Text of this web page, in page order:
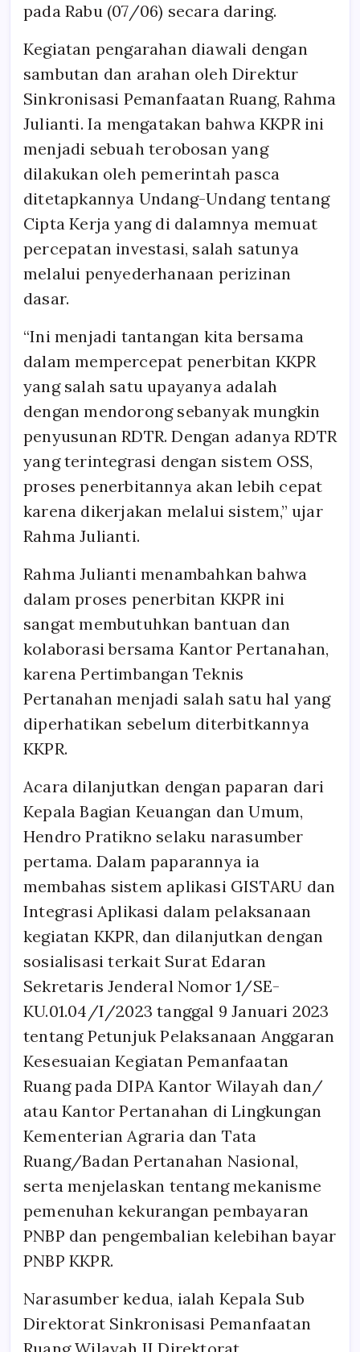
pada Rabu (07/06) secara daring.
Kegiatan pengarahan diawali dengan
sambutan dan arahan oleh Direktur
Sinkronisasi Pemanfaatan Ruang, Rahma
Julianti. Ia mengatakan bahwa KKPR ini
menjadi sebuah terobosan yang
dilakukan oleh pemerintah pasca
ditetapkannya Undang-Undang tentang
Cipta Kerja yang di dalamnya memuat
percepatan investasi, salah satunya
melalui penyederhanaan perizinan
dasar.
“Ini menjadi tantangan kita bersama
dalam mempercepat penerbitan KKPR
yang salah satu upayanya adalah
dengan mendorong sebanyak mungkin
penyusunan RDTR. Dengan adanya RDTR
yang terintegrasi dengan sistem OSS,
proses penerbitannya akan lebih cepat
karena dikerjakan melalui sistem,” ujar
Rahma Julianti.
Rahma Julianti menambahkan bahwa
dalam proses penerbitan KKPR ini
sangat membutuhkan bantuan dan
kolaborasi bersama Kantor Pertanahan,
karena Pertimbangan Teknis
Pertanahan menjadi salah satu hal yang
diperhatikan sebelum diterbitkannya
KKPR.
Acara dilanjutkan dengan paparan dari
Kepala Bagian Keuangan dan Umum,
Hendro Pratikno selaku narasumber
pertama. Dalam paparannya ia
membahas sistem aplikasi GISTARU dan
Integrasi Aplikasi dalam pelaksanaan
kegiatan KKPR, dan dilanjutkan dengan
sosialisasi terkait Surat Edaran
Sekretaris Jenderal Nomor 1/SE-
KU.01.04/I/2023 tanggal 9 Januari 2023
tentang Petunjuk Pelaksanaan Anggaran
Kesesuaian Kegiatan Pemanfaatan
Ruang pada DIPA Kantor Wilayah dan/
atau Kantor Pertanahan di Lingkungan
Kementerian Agraria dan Tata
Ruang/Badan Pertanahan Nasional,
serta menjelaskan tentang mekanisme
pemenuhan kekurangan pembayaran
PNBP dan pengembalian kelebihan bayar
PNBP KKPR.
Narasumber kedua, ialah Kepala Sub
Direktorat Sinkronisasi Pemanfaatan